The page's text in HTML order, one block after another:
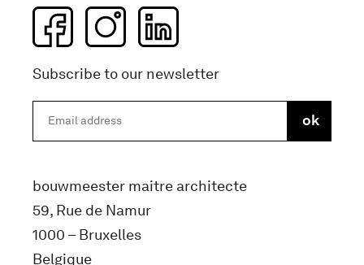
Subscribe to our newsletter
bouwmeester maitre architecte
59, Rue de Namur
1000 – Bruxelles
Belgique